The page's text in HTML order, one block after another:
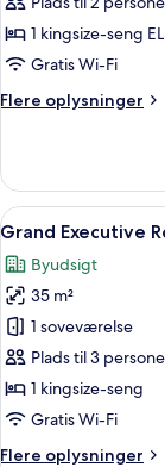
King
Room
1 kingsize-seng
Gratis Wi-Fi
Flere oplysninger
Flere
Premier
King
Room
Indlæs
alle
billeder
af
Grand
Executive
Room
With
21
Grand Executive
Byudsigt
35 m²
1 soveværelse
Plads til 3
1 kingsize-seng
Gratis Wi-Fi
Flere oplysninger
Flere